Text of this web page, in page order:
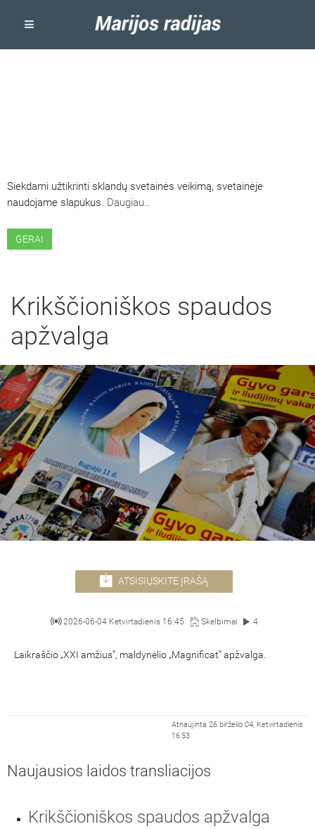
Siekdami užtikrinti sklandų svetainės veikimą, svetainėje
naudojame slapukus. Daugiau..
GERAI
Krikščioniškos spaudos
apžvalga
ATSISIŲSKITE ĮRAŠĄ
2026-06-04 Ketvirtadienis 16:45 Skelbimai 4
Laikraščio „XXI amžius“, maldynėlio „Magnificat“ apžvalga.
Atnaujinta 26 birželio 04, Ketvirtadienis
16:53
Naujausios laidos transliacijos
Krikščioniškos spaudos apžvalga